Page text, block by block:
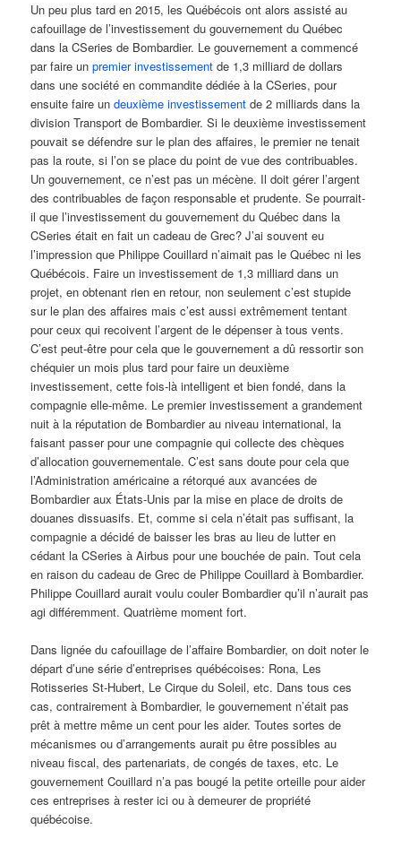
Un peu plus tard en 2015, les Québécois ont alors assisté au
cafouillage de l’investissement du gouvernement du Québec
dans la CSeries de Bombardier. Le gouvernement a commencé
par faire unpremier investissement de 1,3 milliard de dollars
dans une société en commandite dédiée à la CSeries, pour
ensuite faire undeuxième investissement de 2 milliards dans la
division Transport de Bombardier. Si le deuxième investissement
pouvait se défendre sur le plan des affaires, le premier ne tenait
pas la route, si l’on se place du point de vue des contribuables.
Un gouvernement, ce n’est pas un mécène. Il doit gérer l’argent
des contribuables de façon responsable et prudente. Se pourrait-
il que l’investissement du gouvernement du Québec dans la
CSeries était en fait un cadeau de Grec? J’ai souvent eu
l’impression que Philippe Couillard n’aimait pas le Québec ni les
Québécois. Faire un investissement de 1,3 milliard dans un
projet, en obtenant rien en retour, non seulement c’est stupide
sur le plan des affaires mais c’est aussi extrêmement tentant
pour ceux qui recoivent l’argent de le dépenser à tous vents.
C’est peut-être pour cela que le gouvernement a dû ressortir son
chéquier un mois plus tard pour faire un deuxième
investissement, cette fois-là intelligent et bien fondé, dans la
compagnie elle-même. Le premier investissement a grandement
nuit à la réputation de Bombardier au niveau international, la
faisant passer pour une compagnie qui collecte des chèques
d’allocation gouvernementale. C’est sans doute pour cela que
l’Administration américaine a rétorqué aux avancées de
Bombardier aux États-Unis par la mise en place de droits de
douanes dissuasifs. Et, comme si cela n’était pas suffisant, la
compagnie a décidé de baisser les bras au lieu de lutter en
cédant la CSeries à Airbus pour une bouchée de pain. Tout cela
en raison du cadeau de Grec de Philippe Couillard à Bombardier.
Philippe Couillard aurait voulu couler Bombardier qu’il n’aurait pas
agi différemment. Quatrième moment fort.
Dans lignée du cafouillage de l’affaire Bombardier, on doit noter le
départ d’une série d’entreprises québécoises: Rona, Les
Rotisseries St-Hubert, Le Cirque du Soleil, etc. Dans tous ces
cas, contrairement à Bombardier, le gouvernement n’était pas
prêt à mettre même un cent pour les aider. Toutes sortes de
mécanismes ou d’arrangements aurait pu être possibles au
niveau fiscal, des partenariats, de congés de taxes, etc. Le
gouvernement Couillard n’a pas bougé la petite orteille pour aider
ces entreprises à rester ici ou à demeurer de propriété
québécoise.